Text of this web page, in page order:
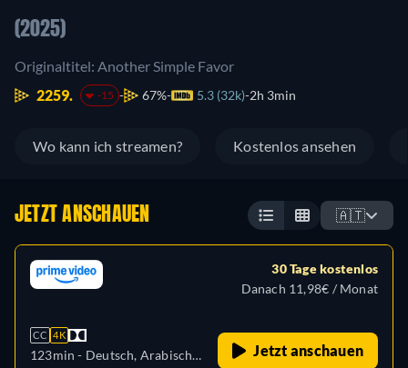
(2025)
Originaltitel: Another Simple Favor
2259.
-15 67% 5.3 (32k) 2h 3min
Wo kann ich streamen? Kostenlos ansehen
JETZT ANSCHAUEN 🇦🇹
CC 4K
123min - Deutsch, Arabisch,
30 Tage kostenlos
Danach 11,98€ / Monat
Jetzt anschauen